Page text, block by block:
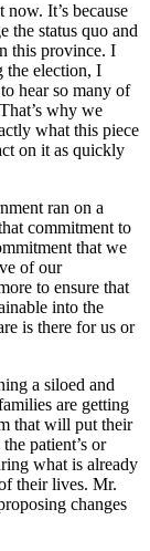
It’s because
the status quo and
this province. I
the election, I
hear so many of
why we
what this piece
on it as quickly
ran on a
commitment to
that we
of our
to ensure that
into the
is there for us or
a siloed and
are getting
that will put their
patient’s or
what is already
their lives. Mr.
changes